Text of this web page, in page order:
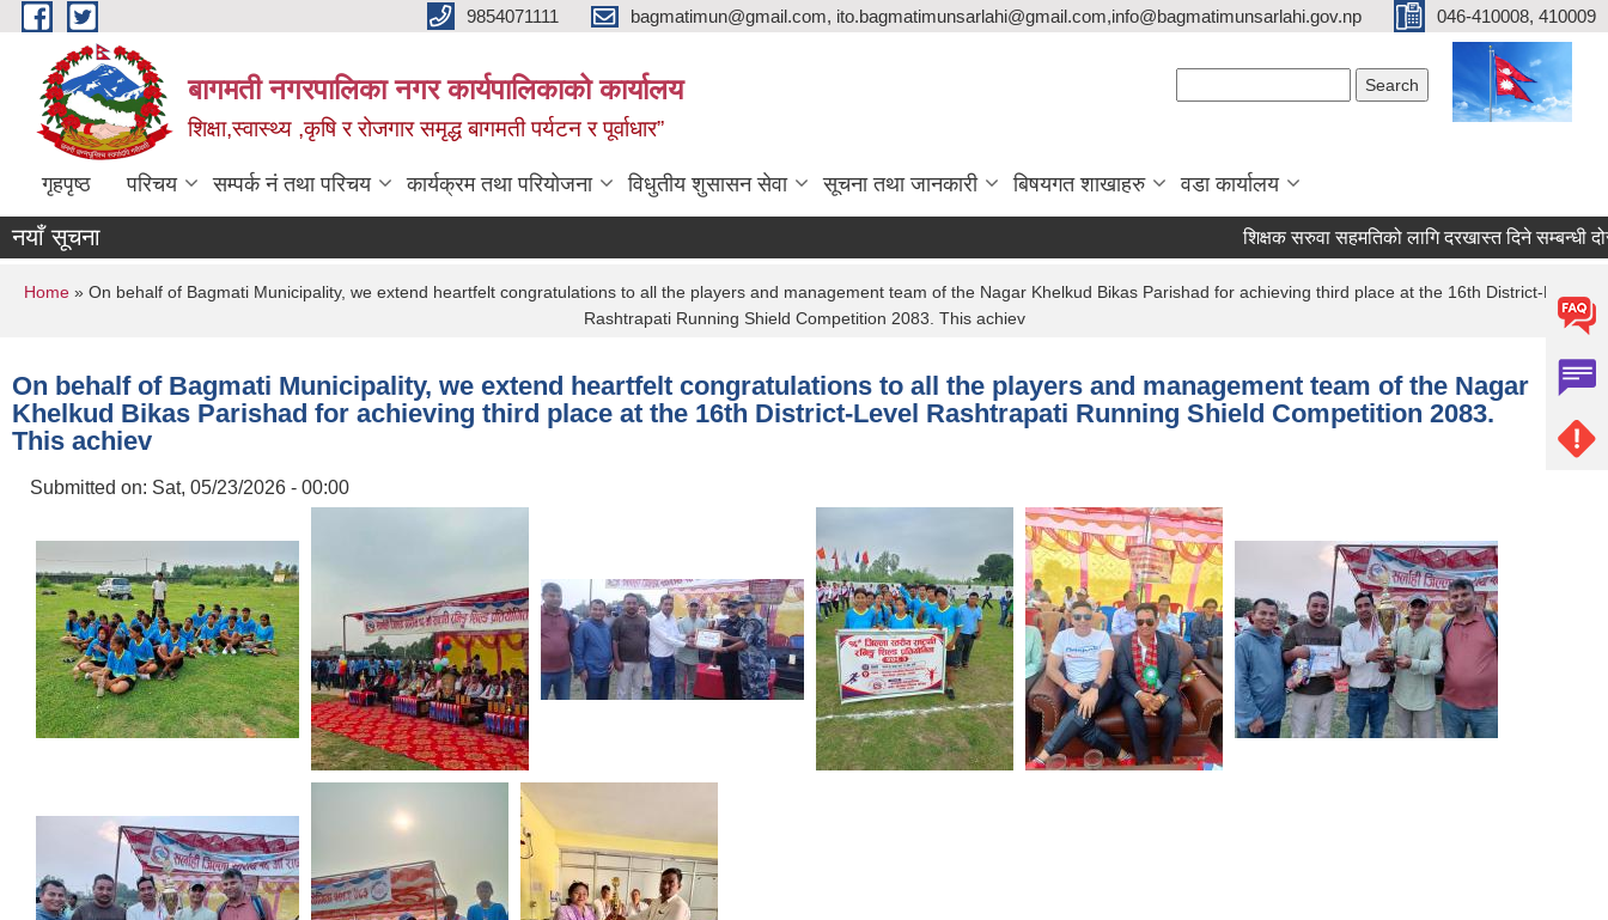
Skip to main content 9854071111 bagmatimun@gmail.com, ito.bagmatimunsarlahi@gmail.com,info@bagmatimunsarlahi.gov.np 046-410008, 410009
बागमती नगरपालिका नगर कार्यपालिकाको कार्यालय
शिक्षा,स्वास्थ्य ,कृषि र रोजगार समृद्ध बागमती पर्यटन र पूर्वाधार”
गृहपृष्ठ परिचय सम्पर्क नं तथा परिचय कार्यक्रम तथा परियोजना विधुतीय शुसासन सेवा सूचना तथा जानकारी बिषयगत शाखाहरु वडा कार्यालय
नयाँ सूचना शिक्षक सरुवा सहमतिको लागि दरखास्त दिने सम्बन्धी
You are here
Home » On behalf of Bagmati Municipality, we extend heartfelt congratulations to all the players and management team of the Nagar Khelkud Bikas Parishad for achieving third place at the 16th District-Level
Rashtrapati Running Shield Competition 2083. This achiev
On behalf of Bagmati Municipality, we extend heartfelt congratulations to all the players and management team of the Nagar
Khelkud Bikas Parishad for achieving third place at the 16th District-Level Rashtrapati Running Shield Competition 2083.
This achiev
Submitted on: Sat, 05/23/2026 - 00:00